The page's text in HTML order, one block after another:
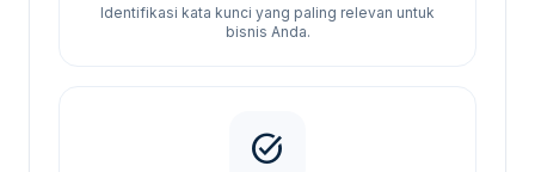
Identifikasi kata kunci yang paling relevan untuk
bisnis Anda.
task_alt